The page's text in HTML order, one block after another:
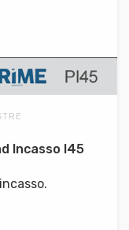
Incasso I45